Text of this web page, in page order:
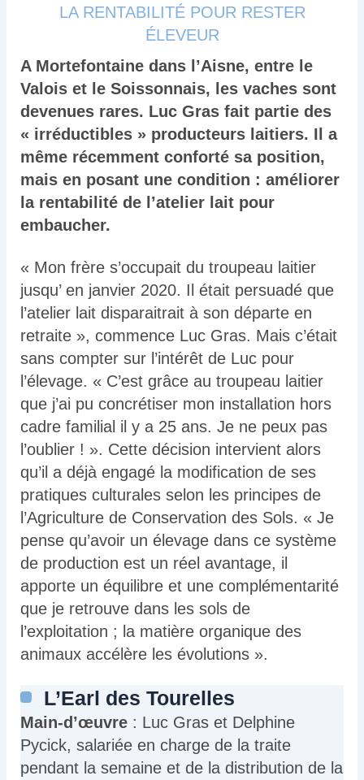
LA RENTABILITÉ POUR RESTER
ÉLEVEUR
A Mortefontaine dans l’Aisne, entre le
Valois et le Soissonnais, les vaches sont
devenues rares. Luc Gras fait partie des
« irréductibles » producteurs laitiers. Il a
même récemment conforté sa position,
mais en posant une condition : améliorer
la rentabilité de l’atelier lait pour
embaucher.
« Mon frère s’occupait du troupeau laitier
jusqu’ en janvier 2020. Il était persuadé que
l’atelier lait disparaitrait à son départe en
retraite », commence Luc Gras. Mais c’était
sans compter sur l’intérêt de Luc pour
l’élevage. « C’est grâce au troupeau laitier
que j’ai pu concrétiser mon installation hors
cadre familial il y a 25 ans. Je ne peux pas
l’oublier ! ». Cette décision intervient alors
qu’il a déjà engagé la modification de ses
pratiques culturales selon les principes de
l’Agriculture de Conservation des Sols. « Je
pense qu’avoir un élevage dans ce système
de production est un réel avantage, il
apporte un équilibre et une complémentarité
que je retrouve dans les sols de
l’exploitation ; la matière organique des
animaux accélère les évolutions ».
L’Earl des Tourelles
Main-d’œuvre : Luc Gras et Delphine
Pycick, salariée en charge de la traite
pendant la semaine et de la distribution de la